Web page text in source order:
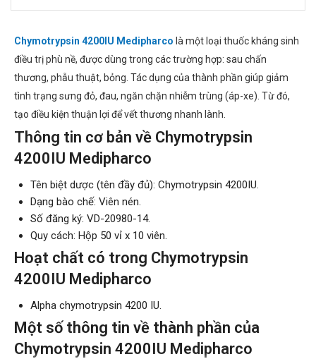
Chymotrypsin 4200IU Medipharco là một loại thuốc kháng sinh
điều trị phù nề, được dùng trong các trường hợp: sau chấn
thương, phẫu thuật, bỏng. Tác dụng của thành phần giúp giảm
tình trạng sưng đỏ, đau, ngăn chặn nhiễm trùng (áp-xe). Từ đó,
tạo điều kiện thuận lợi để vết thương nhanh lành.
Thông tin cơ bản về Chymotrypsin
4200IU Medipharco
Tên biệt dược (tên đầy đủ): Chymotrypsin 4200IU.
Dạng bào chế: Viên nén.
Số đăng ký: VD-20980-14.
Quy cách: Hộp 50 vỉ x 10 viên.
Hoạt chất có trong Chymotrypsin
4200IU Medipharco
Alpha chymotrypsin 4200 IU.
Một số thông tin về thành phần của
Chymotrypsin 4200IU Medipharco